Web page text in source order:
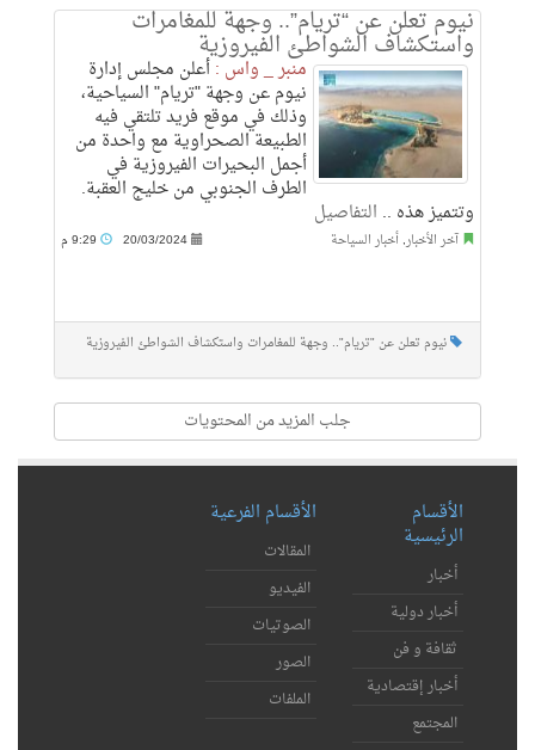
نيوم تعلن عن “تريام”.. وجهة للمغامرات
واستكشاف الشواطئ الفيروزية
منبر _ واس :أعلن مجلس إدارة
نيوم عن وجهة "تريام" السياحية،
وذلك في موقع فريد تلتقي فيه
الطبيعة الصحراوية مع واحدة من
أجمل البحيرات الفيروزية في
الطرف الجنوبي من خليج العقبة.
وتتميز هذه .. التفاصيل
آخر الأخبار, أخبار السياحة 20/03/2024
نيوم تعلن عن "تريام".. وجهة للمغامرات واستكشاف الشواطئ الفيروزية
جلب المزيد من المحتويات
الأقسام
الرئيسية
أخبار
أخبار دولية
ثقافة و فن
أخبار إقتصادية
المجتمع
الأقسام الفرعية
المقالات
الفيديو
الصوتيات
الصور
الملفات